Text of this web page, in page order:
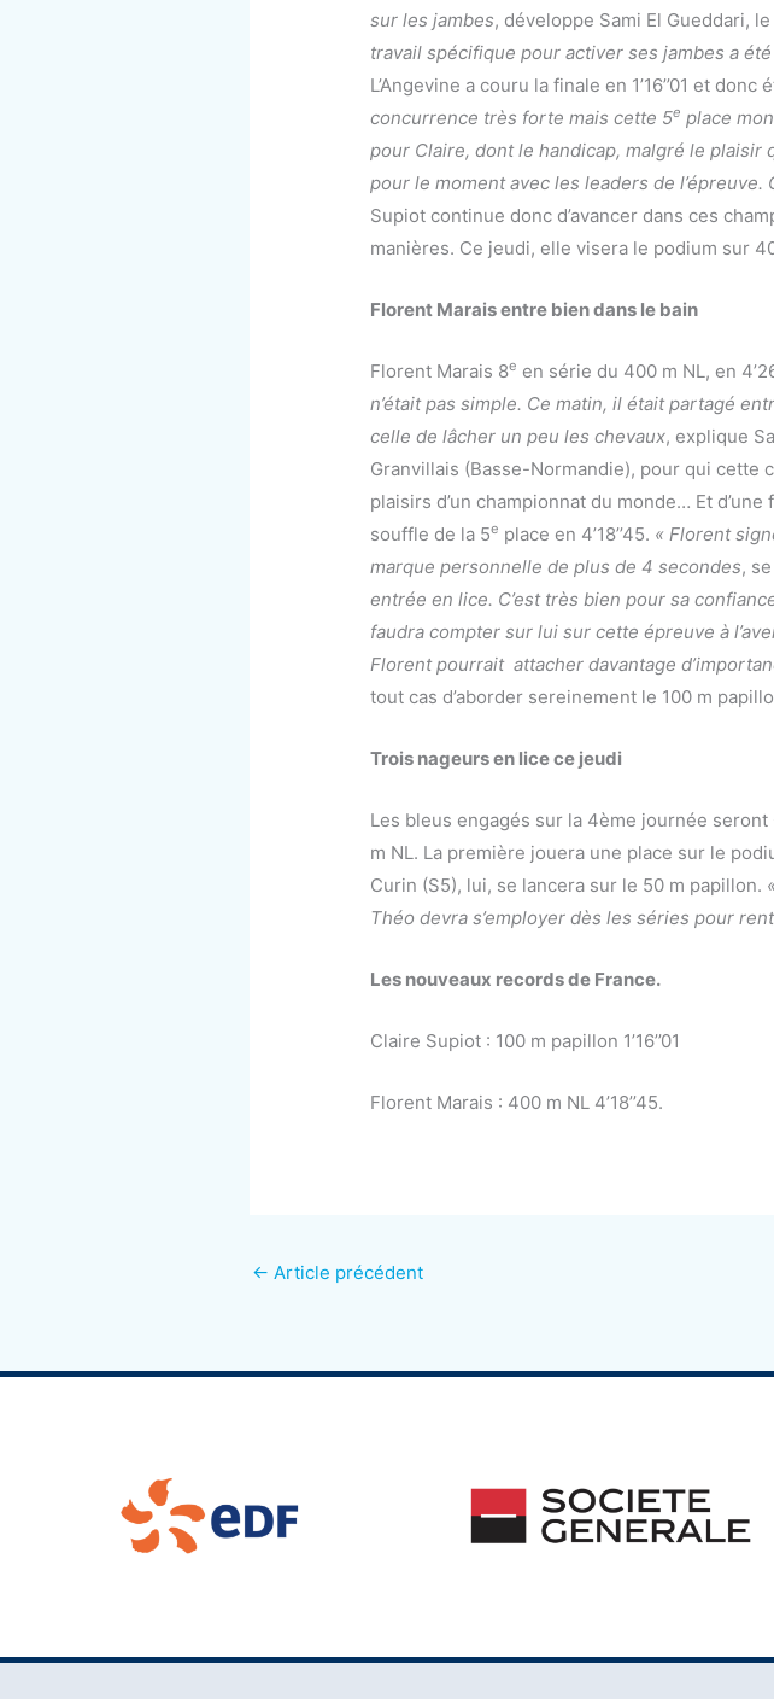
sur les jambes, développe Sami El Gueddari,
travail spécifique pour activer ses jambes a
L’Angevine a couru la finale en 1’16’’01 et
concurrence très forte mais cette 5e place
pour Claire, dont le handicap, malgré le plaisir
pour le moment avec les leaders de
Supiot continue donc d’avancer dans ces
manières. Ce jeudi, elle visera le podium sur
Florent Marais entre bien dans le bain
Florent Marais 8e en série du 400 m NL, en
n’était pas simple. Ce matin, il était partagé
celle de lâcher un peu les chevaux, explique
Granvillais (Basse-Normandie), pour qui cette
plaisirs d’un championnat du monde… Et
souffle de la 5e place en 4’18’’45. « Florent
marque personnelle de plus de 4 secondes,
entrée en lice. C’est très bien pour sa
faudra compter sur lui sur cette épreuve à
Florent pourrait attacher davantage
tout cas d’aborder sereinement le 100 m
Trois nageurs en lice ce jeudi
Les bleus engagés sur la 4ème journée
m NL. La première jouera une place sur le
Curin (S5), lui, se lancera sur le 50 m papillon.
Théo devra s’employer dès les séries pour
Les nouveaux records de France.
Claire Supiot : 100 m papillon 1’16’’01
Florent Marais : 400 m NL 4’18’’45.
← Article précédent